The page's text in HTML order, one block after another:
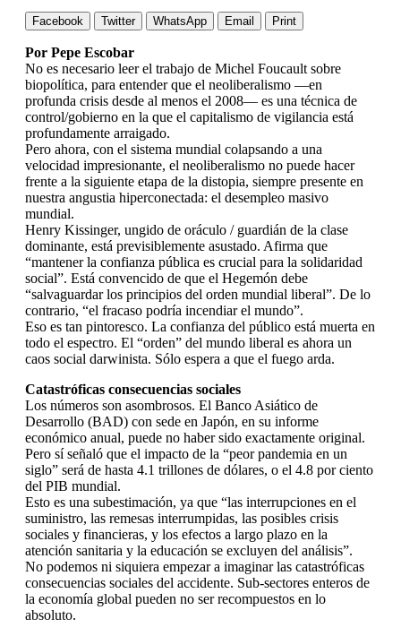
Facebook Twitter WhatsApp Email Print
Por Pepe Escobar
No es necesario leer el trabajo de Michel Foucault sobre
biopolítica, para entender que el neoliberalismo —en
profunda crisis desde al menos el 2008— es una técnica de
control/gobierno en la que el capitalismo de vigilancia está
profundamente arraigado.
Pero ahora, con el sistema mundial colapsando a una
velocidad impresionante, el neoliberalismo no puede hacer
frente a la siguiente etapa de la distopia, siempre presente en
nuestra angustia hiperconectada: el desempleo masivo
mundial.
Henry Kissinger, ungido de oráculo / guardián de la clase
dominante, está previsiblemente asustado. Afirma que
“mantener la confianza pública es crucial para la solidaridad
social”. Está convencido de que el Hegemón debe
“salvaguardar los principios del orden mundial liberal”. De lo
contrario, “el fracaso podría incendiar el mundo”.
Eso es tan pintoresco. La confianza del público está muerta en
todo el espectro. El “orden” del mundo liberal es ahora un
caos social darwinista. Sólo espera a que el fuego arda.
Catastróficas consecuencias sociales
Los números son asombrosos. El Banco Asiático de
Desarrollo (BAD) con sede en Japón, en su informe
económico anual, puede no haber sido exactamente original.
Pero sí señaló que el impacto de la “peor pandemia en un
siglo” será de hasta 4.1 trillones de dólares, o el 4.8 por ciento
del PIB mundial.
Esto es una subestimación, ya que “las interrupciones en el
suministro, las remesas interrumpidas, las posibles crisis
sociales y financieras, y los efectos a largo plazo en la
atención sanitaria y la educación se excluyen del análisis”.
No podemos ni siquiera empezar a imaginar las catastróficas
consecuencias sociales del accidente. Sub-sectores enteros de
la economía global pueden no ser recompuestos en lo
absoluto.